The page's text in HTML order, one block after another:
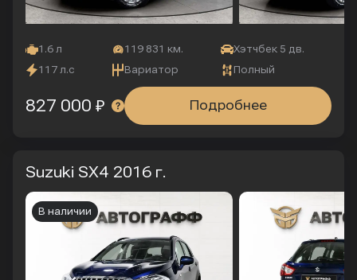
1.6 л 119 831 км.
Хэтчбек 5 дв.
117 л.с
Вариатор Полный
Подробнее
827 000 ₽
Suzuki SX4 2016 г.
В наличии